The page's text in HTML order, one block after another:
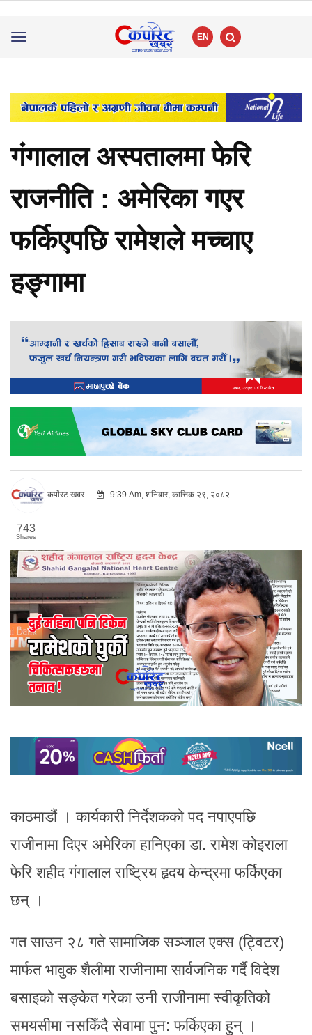
Toggle
EN
गंगालाल अस्पतालमा फेरि
राजनीति : अमेरिका गएर
फर्किएपछि रामेशले मच्चाए
हङ्गामा
कर्पोरट खबर 9:39 Am, शनिबार, कात्तिक २९, २०८२
743
Shares
काठमाडौं । कार्यकारी निर्देशकको पद नपाएपछि
राजीनामा दिएर अमेरिका हानिएका डा. रामेश कोइराला
फेरि शहीद गंगालाल राष्ट्रिय हृदय केन्द्रमा फर्किएका
छन् ।
गत साउन २८ गते सामाजिक सञ्जाल एक्स (ट्विटर)
मार्फत भावुक शैलीमा राजीनामा सार्वजनिक गर्दै विदेश
बसाइको सङ्केत गरेका उनी राजीनामा स्वीकृतिको
समयसीमा नसकिँदै सेवामा पुन: फर्किएका हुन् ।